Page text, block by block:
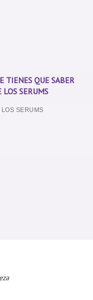
TIENES QUE SABER
LOS SERUMS
SERUMS